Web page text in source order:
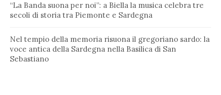
“La Banda suona per noi”: a Biella la musica celebra tre
secoli di storia tra Piemonte e Sardegna
Nel tempio della memoria risuona il gregoriano sardo: la
voce antica della Sardegna nella Basilica di San
Sebastiano